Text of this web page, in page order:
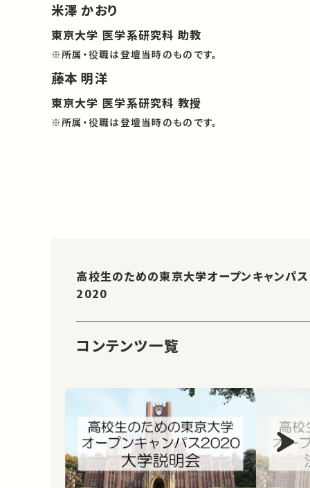
米澤 かおり
東京大学 医学系研究科 助教
※所属・役職は登壇当時のものです。
藤本 明洋
東京大学 医学系研究科 教授
※所属・役職は登壇当時のものです。
高校生のための東京大学オープンキャンパス
2020
コンテンツ一覧